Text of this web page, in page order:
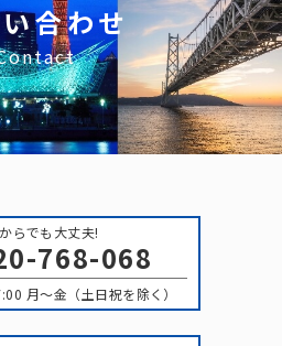
合わせ
らでも大丈夫!
768-068
月〜金（土日祝を除く）